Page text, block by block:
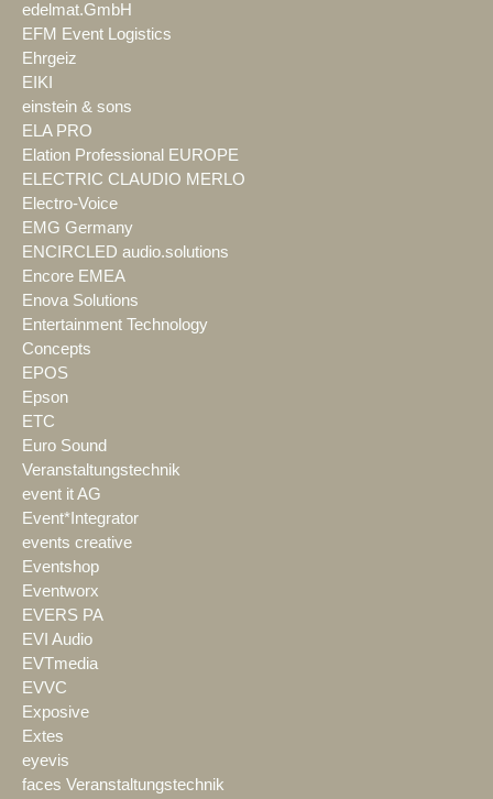
edelmat.GmbH
EFM Event Logistics
Ehrgeiz
EIKI
einstein & sons
ELA PRO
Elation Professional EUROPE
ELECTRIC CLAUDIO MERLO
Electro-Voice
EMG Germany
ENCIRCLED audio.solutions
Encore EMEA
Enova Solutions
Entertainment Technology
Concepts
EPOS
Epson
ETC
Euro Sound
Veranstaltungstechnik
event it AG
Event*Integrator
events creative
Eventshop
Eventworx
EVERS PA
EVI Audio
EVTmedia
EVVC
Exposive
Extes
eyevis
faces Veranstaltungstechnik